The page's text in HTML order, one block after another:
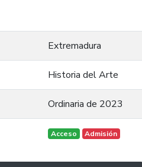
Extremadura
Historia del Arte
Ordinaria de 2023
Acceso Admisión